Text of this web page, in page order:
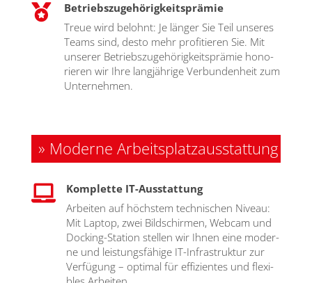

Betriebszugehörigkeitsprämie
Treue wird belohnt: Je län­ger Sie Teil unse­res
Teams sind, des­to mehr pro­fi­tie­ren Sie. Mit
unse­rer Betriebs­zu­ge­hö­rig­keits­prä­mie hono­
rie­ren wir Ihre lang­jäh­ri­ge Ver­bun­den­heit zum
Unter­neh­men.
» Moderne Arbeitsplatzausstattung

Komplette IT-Ausstattung
Arbei­ten auf höchs­tem tech­ni­schen Niveau:
Mit Lap­top, zwei Bild­schir­men, Web­cam und
Docking-Sta­ti­on stel­len wir Ihnen eine moder­
ne und leis­tungs­fä­hi­ge IT-Infra­struk­tur zur
Ver­fü­gung – opti­mal für effi­zi­en­tes und fle­xi­